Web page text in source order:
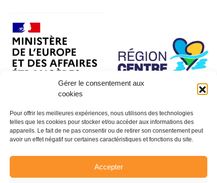
Gérer le consentement aux
cookies
Pour offrir les meilleures expériences, nous utilisons des technologies
telles que les cookies pour stocker et/ou accéder aux informations des
appareils. Le fait de ne pas consentir ou de retirer son consentement peut
avoir un effet négatif sur certaines caractéristiques et fonctions du site.
Accepter